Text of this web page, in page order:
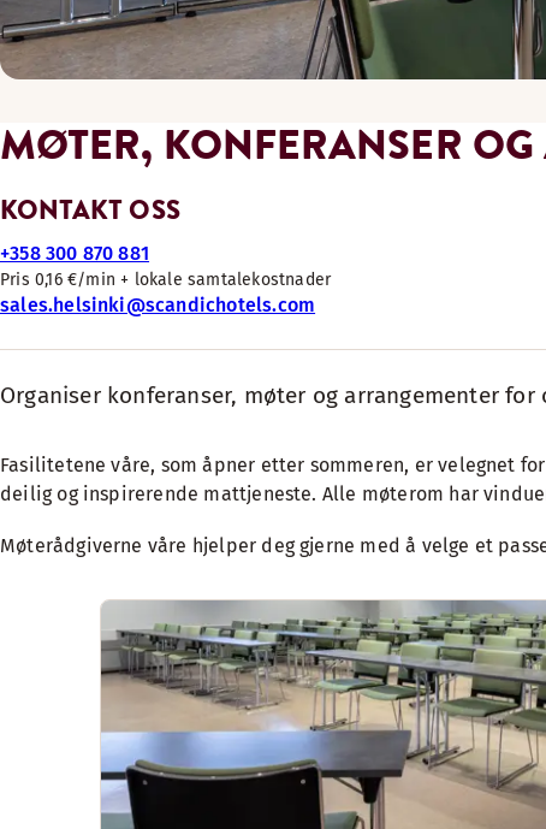
MØTER, KONFERANSER
KONTAKT OSS
+358 300 870 881
Pris 0,16 €/min + lokale samtalekostnader
sales.helsinki@scandichotels.com
Organiser konferanser, møter og arrangementer
Fasilitetene våre, som åpner etter sommeren, er velegnet
deilig og inspirerende mattjeneste. Alle møterom har
Møterådgiverne våre hjelper deg gjerne med å velge et